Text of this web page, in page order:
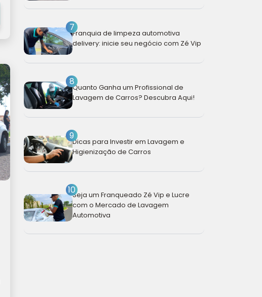
7
Franquia de limpeza automotiva
delivery: inicie seu negócio com Zé Vip
8
Quanto Ganha um Profissional de
Lavagem de Carros? Descubra Aqui!
9
Dicas para Investir em Lavagem e
Higienização de Carros
10Seja um Franqueado Zé Vip e Lucre
com o Mercado de Lavagem
Automotiva